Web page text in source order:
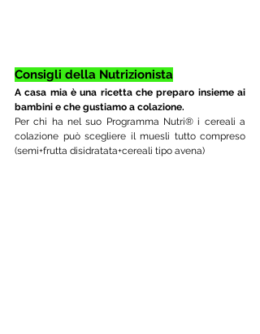
Consigli della Nutrizionista
A casa mia è una ricetta che preparo insieme ai
bambini e che gustiamo a colazione.
Per chi ha nel suo Programma Nutri® i cereali a
colazione può scegliere il muesli tutto compreso
(semi+frutta disidratata+cereali tipo avena)